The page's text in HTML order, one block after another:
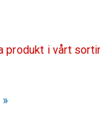
produkt i vårt